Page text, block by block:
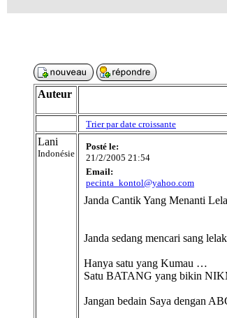
Auteur
Trier par date croissante
Lani
Indonésie
Posté le:
21/2/2005 21:54
Email:
pecinta_kontol@yahoo.com
Janda Cantik Yang Menanti
Janda sedang mencari sang
Hanya satu yang Kumau …
Satu BATANG yang bikin
Jangan bedain Saya dengan